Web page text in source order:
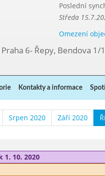
Poslední
Středa
Omezení
6- Řepy, Bendova 1/
Kontakty a informace
Srpen 2020 Září 2020
1. 10. 2020